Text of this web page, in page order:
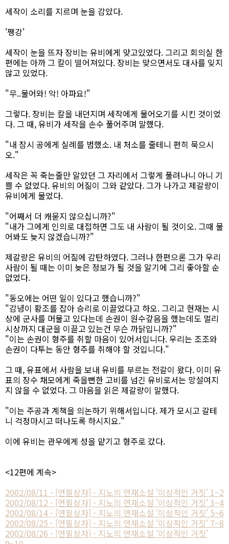
세작이 소리를 지르며 눈을 감았다.
'쨍강'
세작이 눈을 뜨자 장비는 유비에게 맞고있었다. 그리고 회의실 한
편에는 아까 그 칼이 떨어져있다. 장비는 맞으면서도 대사를 잊지
않고 있었다.
"무..물어와! 악! 아파요!"
그렇다. 장비는 칼을 내던지며 세작에게 물어오기를 시킨 것이었
다. 그 때, 유비가 세작을 손수 풀어주며 말했다.
"내 잠시 공에게 실례를 범했소. 내 처소를 줄테니 편히 묵으시
오."
세작은 꼭 죽는줄만 알았던 그 자리에서 그렇게 풀려나니 아니 기
쁠 수 없었다. 유비의 어짊이 그와 같았다. 그가 나가고 제갈량이
유비에게 물었다.
"어째서 더 캐묻지 않으십니까?"
"내가 그에게 인의로 대접하면 그도 내 사람이 될 것이오. 그때 물
어봐도 늦지 않겠습니까?"
제갈량은 유비의 어짊에 감탄하였다. 그러나 한편으론 그가 우리
사람이 될 때는 이미 늦은 정보가 될 것을 알기에 그리 좋아할 순
없었다.
"동오에는 어떤 일이 있다고 했습니까?"
"감녕이 황조를 잡아 승리로 이끌었다고 하오. 그리고 현재는 시
상에 군사를 머물고 있다는데 손권이 원수갚음을 했는데도 멀리
시상까지 대군을 이끌고 있는건 무슨 까닭입니까?"
"이는 손권이 형주를 취할 마음이 있어서입니다. 우리는 조조와
손권이 다투는 동안 형주를 취해야 할 것입니다."
그 때, 유표에서 사람을 보내 유비를 부르는 전갈이 왔다. 이미 유
표의 장수 채모에게 죽을뻔한 고비를 넘긴 유비로서는 망설여지
지 않을 수 없었다. 그 마음을 읽은 제갈량이 말했다.
"이는 주공과 계책을 의논하기 위해서입니다. 제가 모시고 갈테
니 걱정마시고 떠나도록 하시지요."
이에 유비는 관우에게 성을 맡기고 형주로 갔다.
<12편에 계속>
2002/08/11 - [연필상자] - 지노의 연재소설 '이상적인 거짓' 1~2
2002/08/12 - [연필상자] - 지노의 연재소설 '이상적인 거짓' 3~4
2002/08/14 - [연필상자] - 지노의 연재소설 '이상적인 거짓' 5~6
2002/08/25 - [연필상자] - 지노의 연재소설 '이상적인 거짓' 7~8
2002/08/26 - [연필상자] - 지노의 연재소설 '이상적인 거짓'